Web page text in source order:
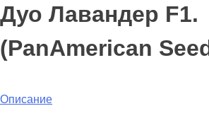
Дуо Лавандер F1.
(PanAmerican
Описание